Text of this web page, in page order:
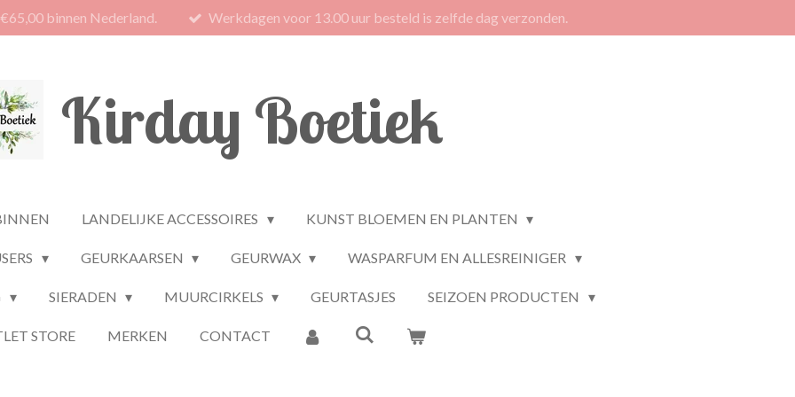
binnen Nederland. Werkdagen voor 13.00 uur besteld is zelfde dag verzonden.
Kirday Boetiek
LANDELIJKE ACCESSOIRES KUNST BLOEMEN EN PLANTEN
GEURKAARSEN GEURWAX WASPARFUM EN ALLESREINIGER
SIERADEN MUURCIRKELS GEURTASJES SEIZOEN PRODUCTEN
STORE MERKEN CONTACT